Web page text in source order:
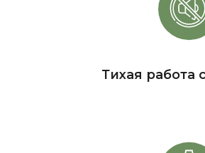
Тихая работа